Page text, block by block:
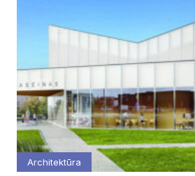
Architektūra